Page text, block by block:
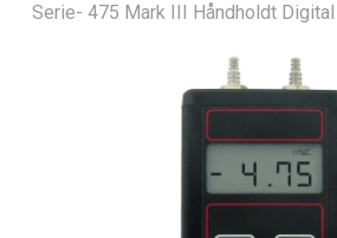
Serie- 475 Mark III Håndholdt